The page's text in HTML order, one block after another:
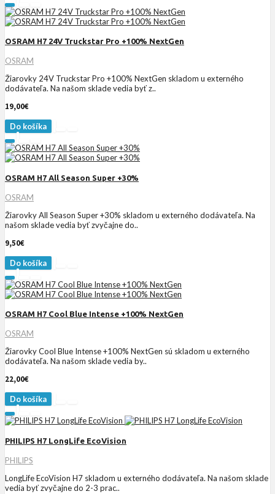
OSRAM H7 24V Truckstar Pro +100% NextGen
OSRAM
Žiarovky 24V Truckstar Pro +100% NextGen skladom u externého
dodávateľa. Na našom sklade vedia byť z..
19,00€
Do košíka
OSRAM H7 All Season Super +30%
OSRAM
Žiarovky All Season Super +30% skladom u externého dodávateľa. Na
našom sklade vedia byť zvyčajne do..
9,50€
Do košíka
OSRAM H7 Cool Blue Intense +100% NextGen
OSRAM
Žiarovky Cool Blue Intense +100% NextGen sú skladom u externého
dodávateľa. Na našom sklade vedia by..
22,00€
Do košíka
PHILIPS H7 LongLife EcoVision
PHILIPS
LongLife EcoVision H7 skladom u externého dodávateľa. Na našom sklade
vedia byť zvyčajne do 2-3 prac..